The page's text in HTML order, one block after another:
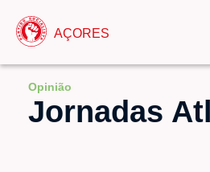
AÇORES
Opinião
Jornadas